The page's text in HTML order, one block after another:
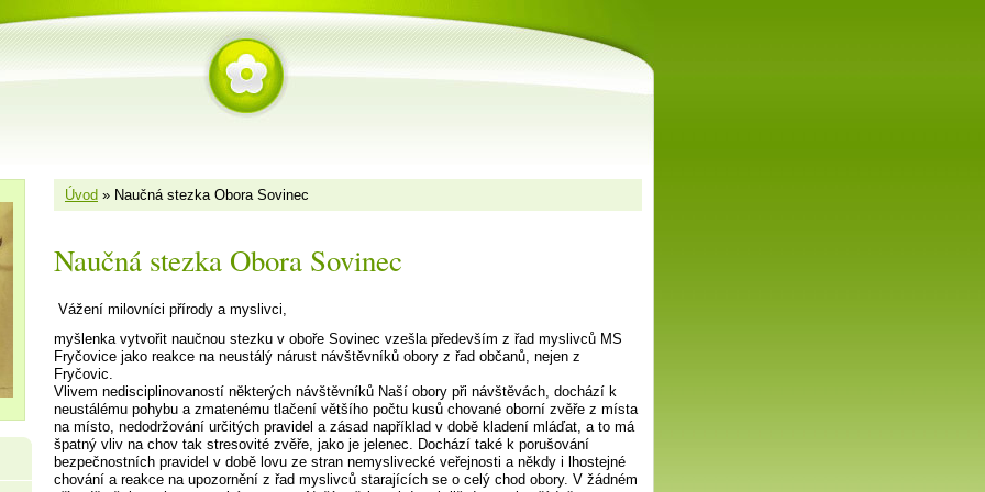
Úvod » Naučná stezka Obora Sovinec
Naučná stezka Obora Sovinec
Vážení milovníci přírody a myslivci,
myšlenka vytvořit naučnou stezku v oboře Sovinec vzešla především z řad myslivců MS
Fryčovice jako reakce na neustálý nárust návštěvníků obory z řad občanů, nejen z
Fryčovic.
Vlivem nedisciplinovaností některých návštěvníků Naší obory při návštěvách, dochází k
neustálému pohybu a zmatenému tlačení většího počtu kusů chované oborní zvěře z místa
na místo, nedodržování určitých pravidel a zásad například v době kladení mláďat, a to má
špatný vliv na chov tak stresovité zvěře, jako je jelenec. Dochází také k porušování
bezpečnostních pravidel v době lovu ze stran nemyslivecké veřejnosti a někdy i lhostejné
chování a reakce na upozornění z řad myslivců starajících se o celý chod obory. V žádném